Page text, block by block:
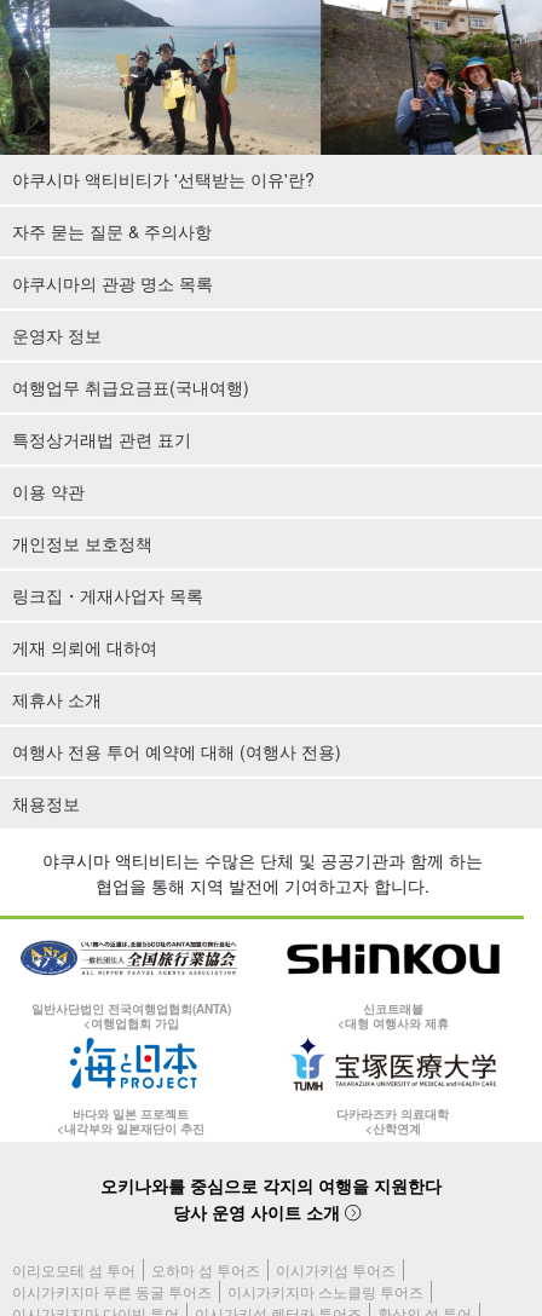
야쿠시마 액티비티가 '선택받는 이유'란?
자주 묻는 질문 & 주의사항
야쿠시마의 관광 명소 목록
운영자 정보
여행업무 취급요금표(국내여행)
특정상거래법 관련 표기
이용 약관
개인정보 보호정책
링크집・게재사업자 목록
게재 의뢰에 대하여
제휴사 소개
여행사 전용 투어 예약에 대해 (여행사 전용)
채용정보
야쿠시마 액티비티는 수많은 단체 및 공공기관과 함께 하는
협업을 통해 지역 발전에 기여하고자 합니다.
일반사단법인 전국여행업협회(ANTA)
<여행업협회 가입
신코트래블
<대형 여행사와 제휴
바다와 일본 프로젝트
<내각부와 일본재단이 추진
다카라즈카 의료대학
<산학연계
오키나와를 중심으로 각지의 여행을 지원한다
당사 운영 사이트 소개
이리오모테 섬 투어 오하마 섬 투어즈
이시가키섬 투어즈
이시가키지마 푸른 동굴 투어즈
이시가키지마 스노클링 투어즈